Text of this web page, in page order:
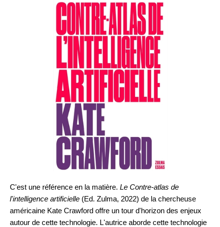
C'est une référence en la matière. Le Contre-atlas de
l'intelligence artificielle (Ed. Zulma, 2022) de la chercheuse
américaine Kate Crawford offre un tour d'horizon des enjeux
autour de cette technologie. L'autrice aborde cette technologie